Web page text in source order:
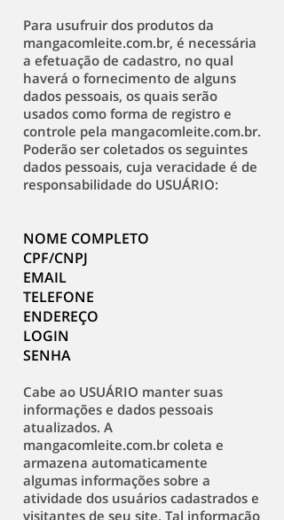
Para usufruir dos produtos da
mangacomleite.com.br, é necessária
a efetuação de cadastro, no qual
haverá o fornecimento de alguns
dados pessoais, os quais serão
usados como forma de registro e
controle pela mangacomleite.com.br.
Poderão ser coletados os seguintes
dados pessoais, cuja veracidade é de
responsabilidade do USUÁRIO:
NOME COMPLETO
CPF/CNPJ
EMAIL
TELEFONE
ENDEREÇO
LOGIN
SENHA ​
Cabe ao USUÁRIO manter suas
informações e dados pessoais
atualizados. A
mangacomleite.com.br coleta e
armazena automaticamente
algumas informações sobre a
atividade dos usuários cadastrados e
visitantes de seu site. Tal informação